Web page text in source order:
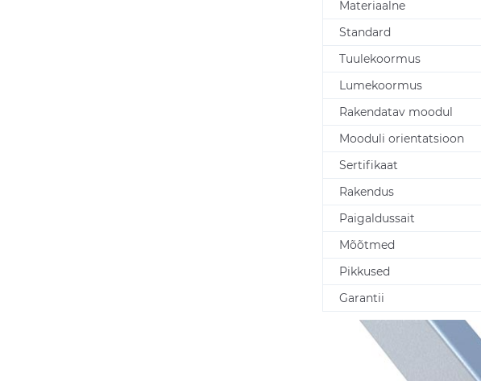
Materiaalne
Standard
Tuulekoormus
Lumekoormus
Rakendatav moodul
Mooduli orientatsioon
Sertifikaat
Rakendus
Paigaldussait
Mõõtmed
Pikkused
Garantii